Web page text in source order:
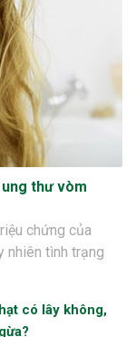
thư vòm
chứng của
nhiên tình trạng
có lây không,